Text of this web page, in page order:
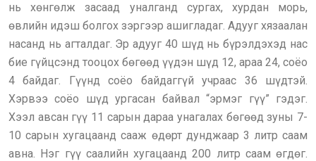
нь хөнгөлж засаад уналганд сургах, хурдан морь,
өвлийн идэш болгох зэргээр ашигладаг. Адууг хязаалан
насанд нь агталдаг. Эр адууг 40 шүд нь бүрэлдэхэд нас
бие гүйцсэнд тооцох бөгөөд үүдэн шүд 12, араа 24, соёо
4 байдаг. Гүүнд соёо байдаггүй учраас 36 шүдтэй.
Хэрвээ соёо шүд ургасан байвал “эрмэг гүү” гэдэг.
Хээл авсан гүү 11 сарын дараа унагалах бөгөөд зуны 7-
10 сарын хугацаанд сааж өдөрт дунджаар 3 литр саам
авна. Нэг гүү саалийн хугацаанд 200 литр саам өгдөг.